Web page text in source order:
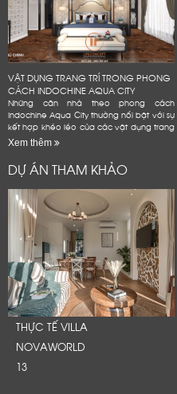
VẬT DỤNG TRANG TRÍ TRONG PHONG
CÁCH INDOCHINE AQUA CITY
Những căn nhà theo phong cách
Indochine Aqua City thường nổi bật với sự
kết hợp khéo léo của các vật dụng trang
trí mang đậm dấu ấn văn hóa Đông
Xem thêm
DỰ ÁN THAM KHẢO
THỰC TẾ VILLA
NOVAWORLD
13
LỜI